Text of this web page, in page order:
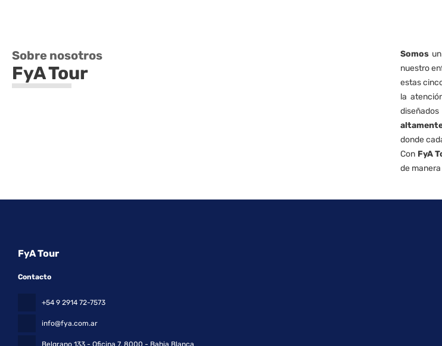
Sobre nosotros
FyA Tour
Somos
nuestro
estas
la
donde
Con FyA
de
FyA Tour
Contacto
+54 9 2914 72-7573
info@fya.com.ar